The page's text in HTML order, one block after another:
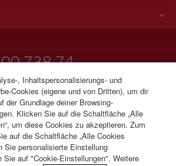
738 74
- 20:00 Uhr (Deutsch). Montag bis Sonntag
und Spanisch).
, Inhaltspersonalisierungs- und
Cookies (eigene und von Dritten), um dir
der Grundlage deiner Browsing-
Klicken Sie auf die Schaltfläche „Alle
um diese Cookies zu akzeptieren. Zum
auf die Schaltfläche „Alle Cookies
Sie personalisierte Einstellung
Sie auf "Cookie-Einstellungen". Weitere